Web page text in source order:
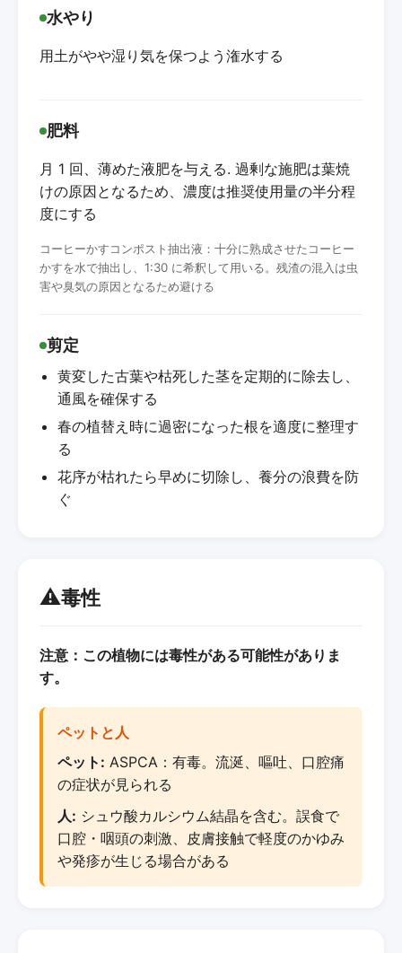
水やり
用土がやや湿り気を保つよう潅水する
肥料
月 1 回、薄めた液肥を与える. 過剰な施肥は葉焼
けの原因となるため、濃度は推奨使用量の半分程
度にする
コーヒーかすコンポスト抽出液：十分に熟成させたコーヒー
かすを水で抽出し、1:30 に希釈して用いる。残渣の混入は虫
害や臭気の原因となるため避ける
剪定
黄変した古葉や枯死した茎を定期的に除去し、
通風を確保する
春の植替え時に過密になった根を適度に整理す
る
花序が枯れたら早めに切除し、養分の浪費を防
ぐ
⚠️毒性
注意：この植物には毒性がある可能性がありま
す。
ペットと人
ペット: ASPCA：有毒。流涎、嘔吐、口腔痛
の症状が見られる
人: シュウ酸カルシウム結晶を含む。誤食で
口腔・咽頭の刺激、皮膚接触で軽度のかゆみ
や発疹が生じる場合がある